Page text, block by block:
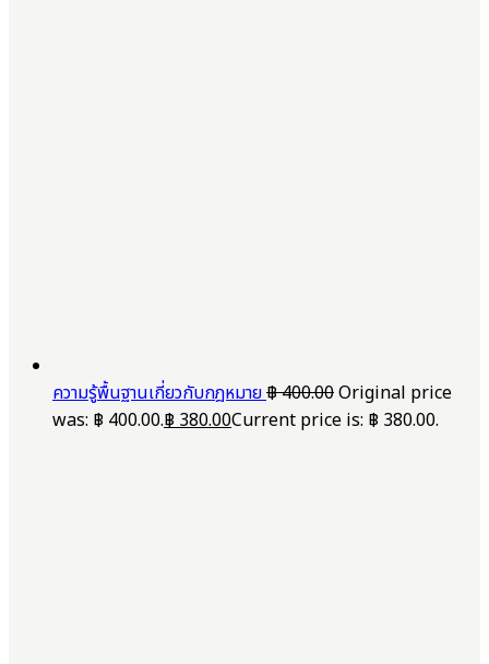
ความรู้พื้นฐานเกี่ยวกับกฎหมาย฿400.00Original price
was: ฿ 400.00.฿ 380.00Current price is: ฿ 380.00.